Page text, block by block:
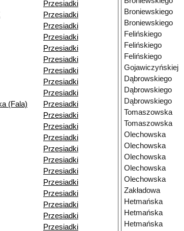
Przesiadki
Przesiadki
Przesiadki
Przesiadki
Przesiadki
Przesiadki
Przesiadki
Przesiadki
Przesiadki
(Fala)
Przesiadki
Przesiadki
Przesiadki
Przesiadki
Przesiadki
Przesiadki
Przesiadki
Przesiadki
Przesiadki
Przesiadki
Przesiadki
Przesiadki
Broniewskiego
Broniewskiego
Felińskiego
Felińskiego
Felińskiego
Gojawiczyńskiej
Dąbrowskiego
Dąbrowskiego
Dąbrowskiego
Tomaszowska
Tomaszowska
Olechowska
Olechowska
Olechowska
Olechowska
Olechowska
Zakładowa
Hetmańska
Hetmańska
Hetmańska